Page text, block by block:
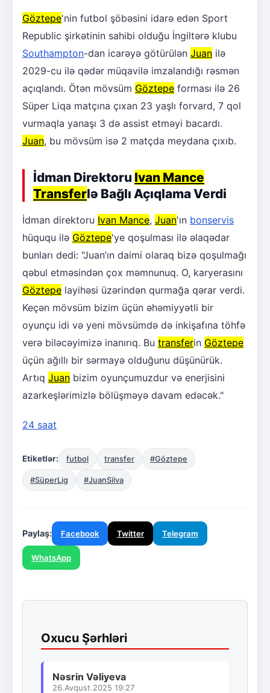
Göztepe'nin futbol şöbəsini idarə edən Sport
Republic şirkətinin sahibi olduğu İngiltərə klubu
Southampton-dan icarəyə götürülən Juan ilə
2029-cu ilə qədər müqavilə imzalandığı rəsmən
açıqlandı. Ötən mövsüm Göztepe forması ilə 26
Süper Liqa matçına çıxan 23 yaşlı forvard, 7 qol
vurmaqla yanaşı 3 də assist etməyi bacardı.
Juan, bu mövsüm isə 2 matçda meydana çıxıb.
İdman Direktoru Ivan Mance
Transferlə Bağlı Açıqlama Verdi
İdman direktoru Ivan Mance, Juan'ın bonservis
hüququ ilə Göztepe'ye qoşulması ilə əlaqədar
bunları dedi: "Juan’ın daimi olaraq bizə qoşulmağı
qəbul etməsindən çox məmnunuq. O, karyerasını
Göztepe layihəsi üzərindən qurmağa qərar verdi.
Keçən mövsüm bizim üçün əhəmiyyətli bir
oyunçu idi və yeni mövsümdə də inkişafına töhfə
verə biləcəyimizə inanırıq. Bu transferin Göztepe
üçün ağıllı bir sərmayə olduğunu düşünürük.
Artıq Juan bizim oyunçumuzdur və enerjisini
azarkeşlərimizlə bölüşməyə davam edəcək."
24 saat
Etiketlər: futbol transfer #Göztepe
#SüperLig #JuanSilva
Paylaş: Facebook Twitter Telegram
WhatsApp
Oxucu Şərhləri
Nəsrin Vəliyeva
26.Avqust.2025 19:27